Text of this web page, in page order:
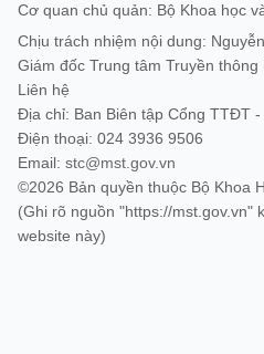
Cơ quan chủ quản: Bộ Khoa học
Chịu trách nhiệm nội dung:
Giám đốc Trung tâm Truyền thông
Liên hệ
Địa chỉ: Ban Biên tập Cổng TTĐT
Điện thoại: 024 3936 9506
Email: stc@mst.gov.vn
©2026 Bản quyền thuộc Bộ Khoa
(Ghi rõ nguồn "https://mst.gov.vn"
website này)